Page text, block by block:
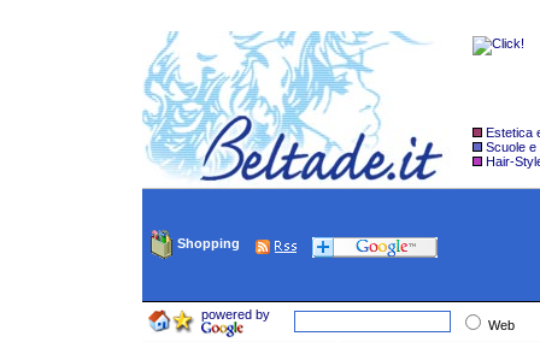
Estetica
Scuole e
Hair-
Shopping
powered by
Web